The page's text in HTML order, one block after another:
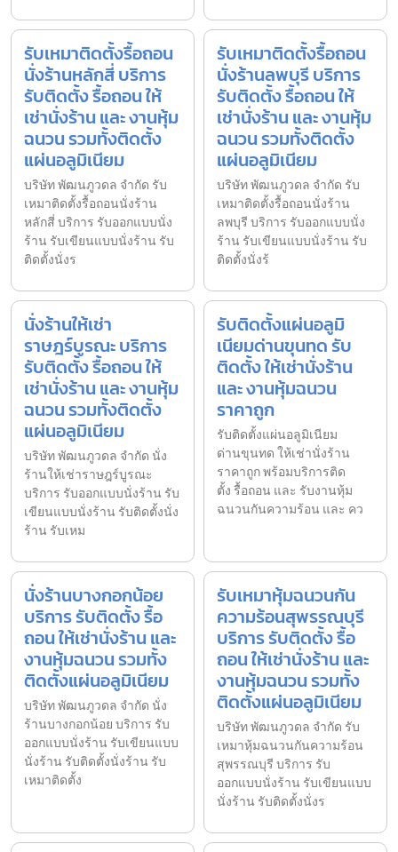
รับเหมาติดตั้งรื้อถอน
นั่งร้านหลักสี่ บริการ
รับติดตั้ง รื้อถอน ให้
เช่านั่งร้าน และ งานหุ้ม
ฉนวน รวมทั้งติดตั้ง
แผ่นอลูมิเนียม
บริษัท พัฒนภูวดล จำกัด รับ
เหมาติดตั้งรื้อถอนนั่งร้าน
หลักสี่ บริการ รับออกแบบนั่ง
ร้าน รับเขียนแบบนั่งร้าน รับ
ติดตั้งนั่งร
รับเหมาติดตั้งรื้อถอน
นั่งร้านลพบุรี บริการ
รับติดตั้ง รื้อถอน ให้
เช่านั่งร้าน และ งานหุ้ม
ฉนวน รวมทั้งติดตั้ง
แผ่นอลูมิเนียม
บริษัท พัฒนภูวดล จำกัด รับ
เหมาติดตั้งรื้อถอนนั่งร้าน
ลพบุรี บริการ รับออกแบบนั่ง
ร้าน รับเขียนแบบนั่งร้าน รับ
ติดตั้งนั่งร้
นั่งร้านให้เช่า
ราษฎร์บูรณะ บริการ
รับติดตั้ง รื้อถอน ให้
เช่านั่งร้าน และ งานหุ้ม
ฉนวน รวมทั้งติดตั้ง
แผ่นอลูมิเนียม
บริษัท พัฒนภูวดล จำกัด นั่ง
ร้านให้เช่าราษฎร์บูรณะ
บริการ รับออกแบบนั่งร้าน รับ
เขียนแบบนั่งร้าน รับติดตั้งนั่ง
ร้าน รับเหม
รับติดตั้งแผ่นอลูมิ
เนียมด่านขุนทด รับ
ติดตั้ง ให้เช่านั่งร้าน
และ งานหุ้มฉนวน
ราคาถูก
รับติดตั้งแผ่นอลูมิเนียม
ด่านขุนทด ให้เช่านั่งร้าน
ราคาถูก พร้อมบริการติด
ตั้ง รื้อถอน และ รับงานหุ้ม
ฉนวนกันความร้อน และ คว
นั่งร้านบางกอกน้อย
บริการ รับติดตั้ง รื้อ
ถอน ให้เช่านั่งร้าน และ
งานหุ้มฉนวน รวมทั้ง
ติดตั้งแผ่นอลูมิเนียม
บริษัท พัฒนภูวดล จำกัด นั่ง
ร้านบางกอกน้อย บริการ รับ
ออกแบบนั่งร้าน รับเขียนแบบ
นั่งร้าน รับติดตั้งนั่งร้าน รับ
เหมาติดตั้ง
รับเหมาหุ้มฉนวนกัน
ความร้อนสุพรรณบุรี
บริการ รับติดตั้ง รื้อ
ถอน ให้เช่านั่งร้าน และ
งานหุ้มฉนวน รวมทั้ง
ติดตั้งแผ่นอลูมิเนียม
บริษัท พัฒนภูวดล จำกัด รับ
เหมาหุ้มฉนวนกันความร้อน
สุพรรณบุรี บริการ รับ
ออกแบบนั่งร้าน รับเขียนแบบ
นั่งร้าน รับติดตั้งนั่งร